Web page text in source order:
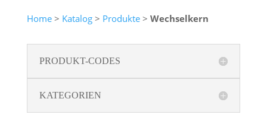
Home> Katalog> Produkte> Wechselkern
PRODUKT-CODES
KATEGORIEN